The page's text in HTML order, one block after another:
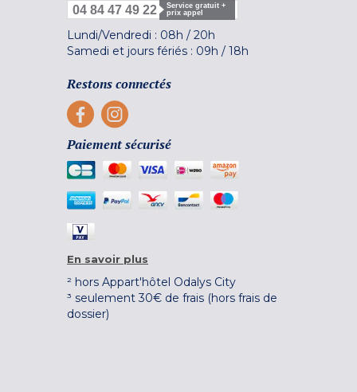
04 84 47 49 22
Service gratuit +
prix appel
Lundi/Vendredi : 08h / 20h
Samedi et jours fériés : 09h / 18h
Restons connectés
Paiement sécurisé
En savoir plus
² hors Appart'hôtel Odalys City
³ seulement 30€ de frais (hors frais de
dossier)